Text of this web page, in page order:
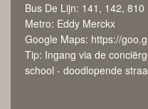
Bus De Lijn: 141, 142, 810
Metro: Eddy Merckx
Google Maps: https://
Tip: Ingang via de
school - doodlopende